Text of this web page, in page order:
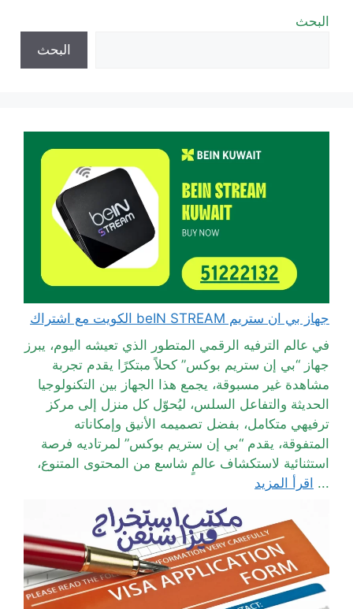
البحث
البحث
جهاز بي ان ستريم beIN STREAM الكويت مع اشتراك
في عالم الترفيه الرقمي المتطور الذي تعيشه اليوم، يبرز
جهاز “بي إن ستريم بوكس” كحلاً مبتكرًا يقدم تجربة
مشاهدة غير مسبوقة، يجمع هذا الجهاز بين التكنولوجيا
الحديثة والتفاعل السلس، ليُحوّل كل منزل إلى مركز
ترفيهي متكامل، بفضل تصميمه الأنيق وإمكاناته
المتفوقة، يقدم “بي إن ستريم بوكس” لمرتاديه فرصة
استثنائية لاستكشاف عالمٍ شاسع من المحتوى المتنوع،
... اقرأ المزيد